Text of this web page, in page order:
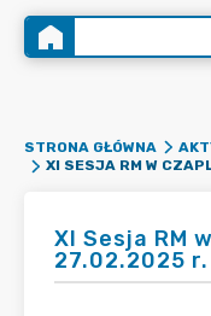
STRONA GŁÓWNA
XI Sesja RM
27.02.2025 r.